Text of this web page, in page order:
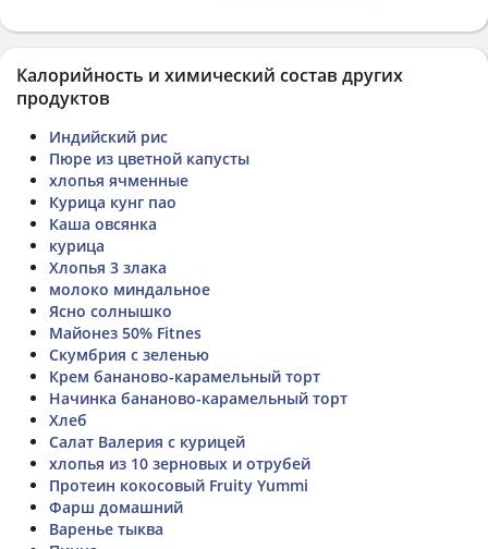
Калорийность и химический состав других
продуктов
Индийский рис
Пюре из цветной капусты
хлопья ячменные
Курица кунг пао
Каша овсянка
курица
Хлопья 3 злака
молоко миндальное
Ясно солнышко
Майонез 50% Fitnes
Скумбрия с зеленью
Крем бананово-карамельный торт
Начинка бананово-карамельный торт
Хлеб
Салат Валерия с курицей
хлопья из 10 зерновых и отрубей
Протеин кокосовый Fruity Yummi
Фарш домашний
Варенье тыква